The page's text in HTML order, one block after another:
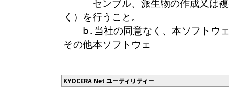
KYOCERA Net ユーティリティー